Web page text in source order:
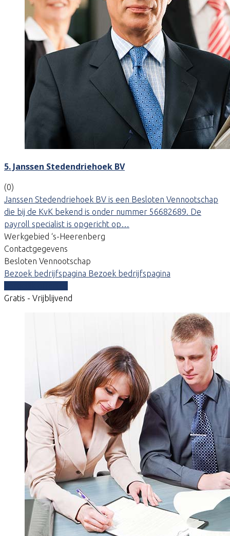
5. Janssen Stedendriehoek BV
(0)
Janssen Stedendriehoek BV is een Besloten Vennootschap
die bij de KvK bekend is onder nummer 56682689. De
payroll specialist is opgericht op…
Werkgebied ‘s-Heerenberg
Contactgegevens
Besloten Vennootschap
Bezoek bedrijfspagina Bezoek bedrijfspagina
Gratis - Vrijblijvend